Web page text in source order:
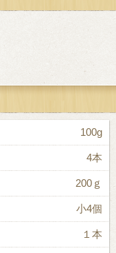
100g
4本
200ｇ
小4個
１本